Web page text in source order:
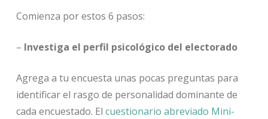
Comienza por estos 6 pasos:
– Investiga el perfil psicológico del electorado
Agrega a tu encuesta unas pocas preguntas para
identificar el rasgo de personalidad dominante de
cada encuestado. El cuestionario abreviado Mini-